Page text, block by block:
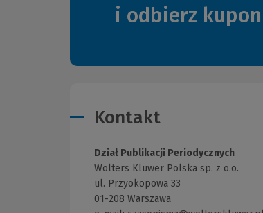
i odbierz
Kontakt
Dział Publikacji Periodycznych
Wolters Kluwer Polska sp. z o.o.
ul. Przyokopowa 33
01-208 Warszawa